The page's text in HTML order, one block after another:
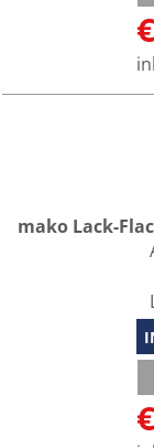
mako Lack-